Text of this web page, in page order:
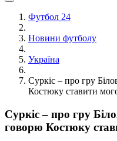
Футбол 24
Новини футболу
Україна
Суркіс – про гру
Костюку ставити
Суркіс – про гру
говорю Костюку